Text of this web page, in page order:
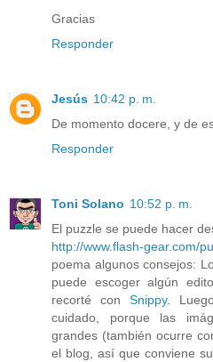
Gracias
Responder
Jesús 10:42 p. m.
De momento docere, y de
Responder
Toni Solano 10:52 p. m.
El puzzle se puede hacer
http://www.flash-gear.com/
poema algunos consejos:
puede escoger algún
recorté con Snippy.
cuidado, porque las
grandes (también ocurre
el blog, así que conviene